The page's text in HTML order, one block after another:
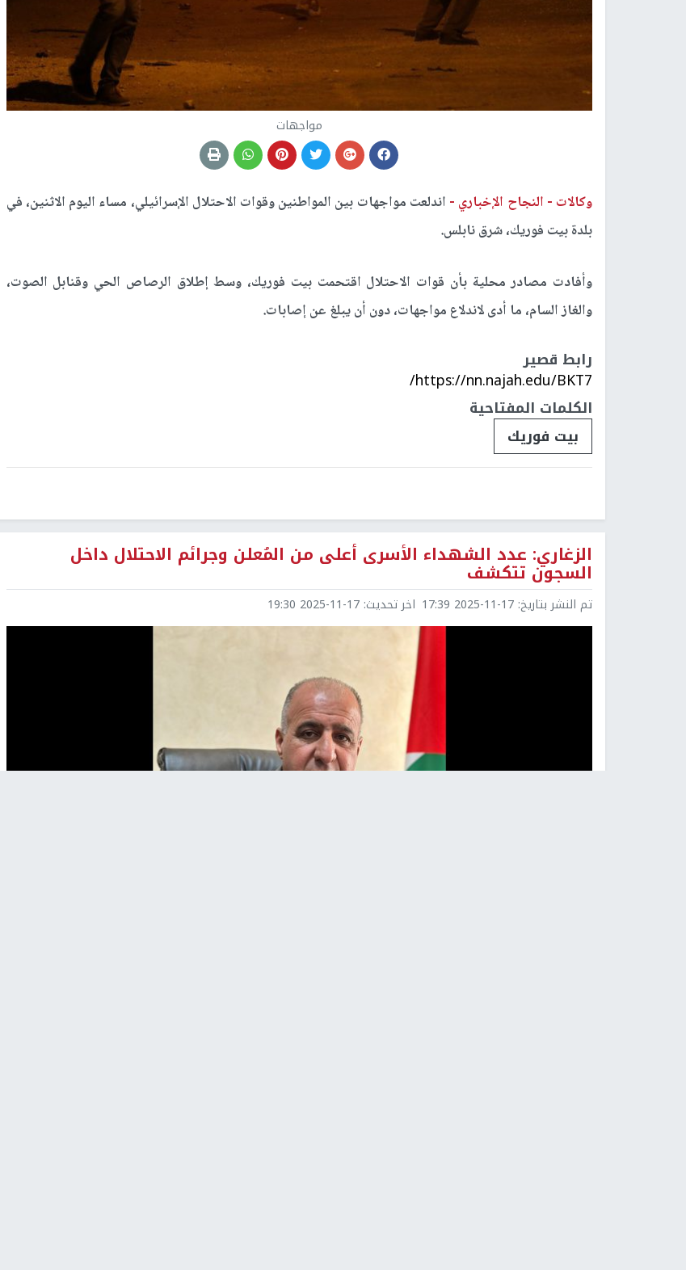
مواجهات
وكالات - النجاح الإخباري - اندلعت مواجهات بين المواطنين وقوات الاحتلال الإسرائيلي، مساء اليوم الاثنين، في
بلدة بيت فوريك، شرق نابلس.
وأفادت مصادر محلية بأن قوات الاحتلال اقتحمت بيت فوريك، وسط إطلاق الرصاص الحي وقنابل الصوت،
والغاز السام، ما أدى لاندلاع مواجهات، دون أن يبلغ عن إصابات.
رابط قصير
https://nn.najah.edu/BKT7/
الكلمات المفتاحية
بيت فوريك
الزغاري: عدد الشهداء الأسرى أعلى من المُعلن وجرائم الاحتلال داخل
السجون تتكشف
تم النشر بتاريخ: 2025-11-17 17:39 اخر تحديث: 2025-11-17 19:30